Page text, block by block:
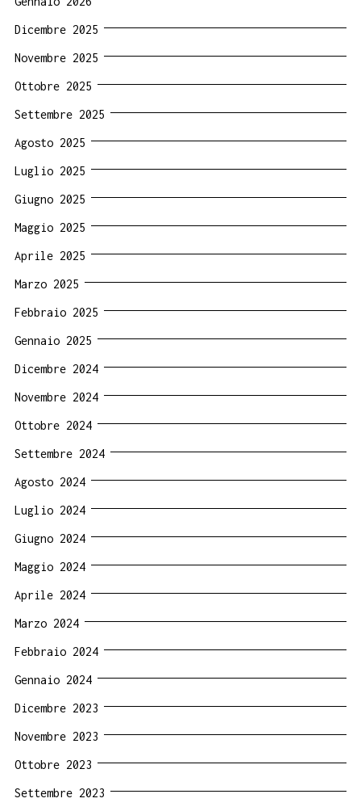
Dicembre 2025
Novembre 2025
Ottobre 2025
Settembre 2025
Agosto 2025
Luglio 2025
Giugno 2025
Maggio 2025
Aprile 2025
Marzo 2025
Febbraio 2025
Gennaio 2025
Dicembre 2024
Novembre 2024
Ottobre 2024
Settembre 2024
Agosto 2024
Luglio 2024
Giugno 2024
Maggio 2024
Aprile 2024
Marzo 2024
Febbraio 2024
Gennaio 2024
Dicembre 2023
Novembre 2023
Ottobre 2023
Settembre 2023